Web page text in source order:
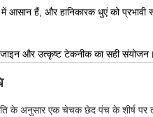
आसान हैं, और हानिकारक धुएं को
और उत्कृष्ट टेकनीक का सही संयोजन।
के अनुसार एक चेचक छेद पंच के शीर्ष पर